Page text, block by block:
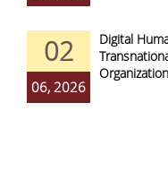
02
06, 2026
Digital